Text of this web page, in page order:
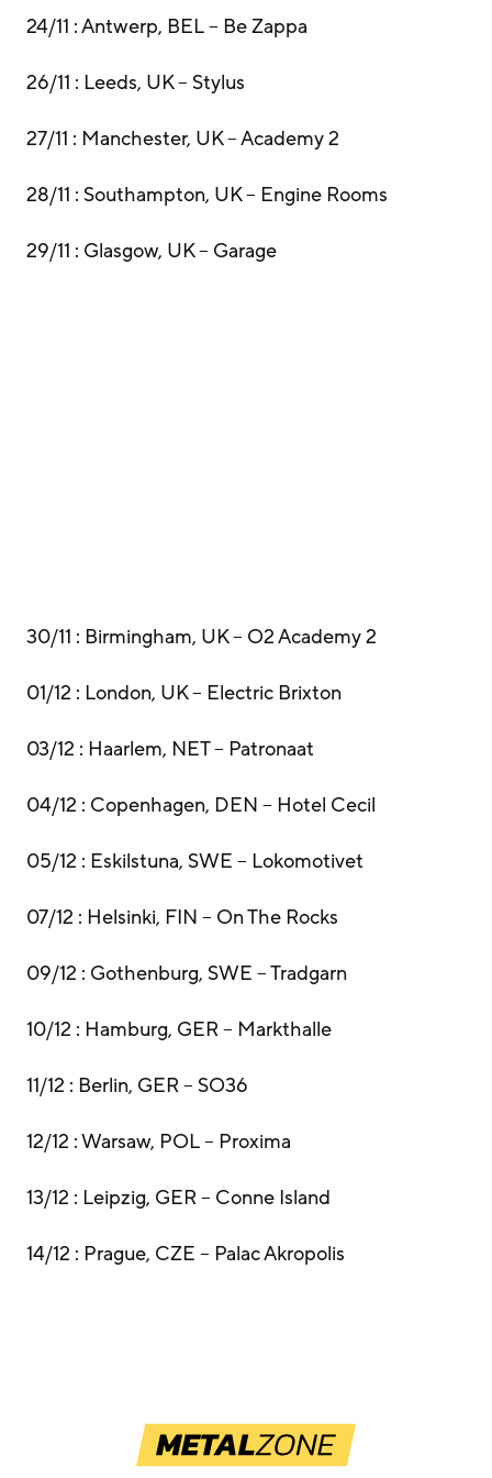
24/11 : Antwerp, BEL – Be Zappa
26/11 : Leeds, UK – Stylus
27/11 : Manchester, UK – Academy 2
28/11 : Southampton, UK – Engine Rooms
29/11 : Glasgow, UK – Garage
30/11 : Birmingham, UK – O2 Academy 2
01/12 : London, UK – Electric Brixton
03/12 : Haarlem, NET – Patronaat
04/12 : Copenhagen, DEN – Hotel Cecil
05/12 : Eskilstuna, SWE – Lokomotivet
07/12 : Helsinki, FIN – On The Rocks
09/12 : Gothenburg, SWE – Tradgarn
10/12 : Hamburg, GER – Markthalle
11/12 : Berlin, GER – SO36
12/12 : Warsaw, POL – Proxima
13/12 : Leipzig, GER – Conne Island
14/12 : Prague, CZE – Palac Akropolis